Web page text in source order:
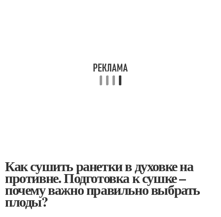
Как сушить ранетки в духовке на
противне. Подготовка к сушке –
почему важно правильно выбрать
плоды?